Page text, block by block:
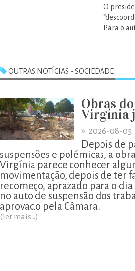
O
Para o
OUTRAS NOTÍCIAS - SOCIEDADE
Obras
Virgínia
» 2026-08-05
Depois de
suspensões e polémicas, a
Virgínia parece conhecer
movimentação, depois de ter
recomeço, aprazado para o dia
no auto de suspensão dos
aprovado pela Câmara.
(ler mais...)